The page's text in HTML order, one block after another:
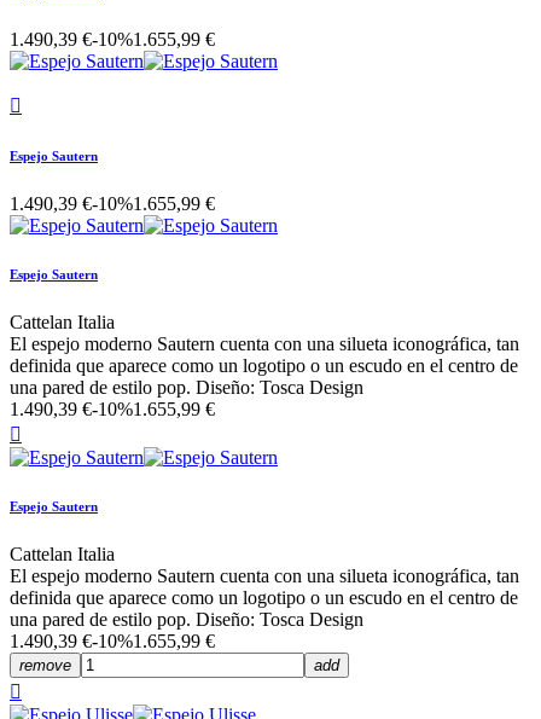
1.490,39 €-10%1.655,99 €

Espejo Sautern
1.490,39 €-10%1.655,99 €
Espejo Sautern
Cattelan Italia
El espejo moderno Sautern cuenta con una silueta iconográfica, tan
definida que aparece como un logotipo o un escudo en el centro de
una pared de estilo pop. Diseño: Tosca Design
1.490,39 €-10%1.655,99 €

Espejo Sautern
Cattelan Italia
El espejo moderno Sautern cuenta con una silueta iconográfica, tan
definida que aparece como un logotipo o un escudo en el centro de
una pared de estilo pop. Diseño: Tosca Design
1.490,39 €-10%1.655,99 €
remove add
